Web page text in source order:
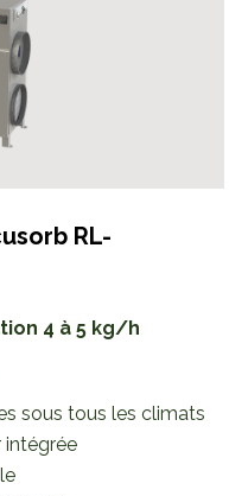
RL-
4 à 5 kg/h
sous tous les climats
intégrée